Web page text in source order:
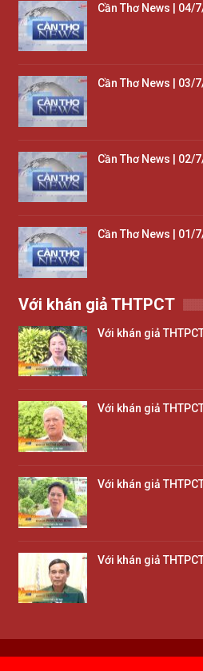
Cần Thơ News | 04/
Cần Thơ News | 03/
Cần Thơ News | 02/
Cần Thơ News | 01/
Với khán giả THTPCT
Với khán giả
Với khán giả
Với khán giả
Với khán giả